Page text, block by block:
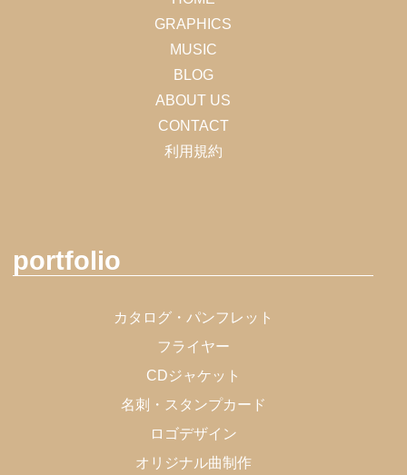
GRAPHICS
MUSIC
BLOG
ABOUT US
CONTACT
利用規約
portfolio
カタログ・パンフレット
フライヤー
CDジャケット
名刺・スタンプカード
ロゴデザイン
オリジナル曲制作